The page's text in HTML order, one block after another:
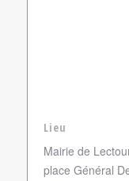
Lieu
Mairie de
place Général